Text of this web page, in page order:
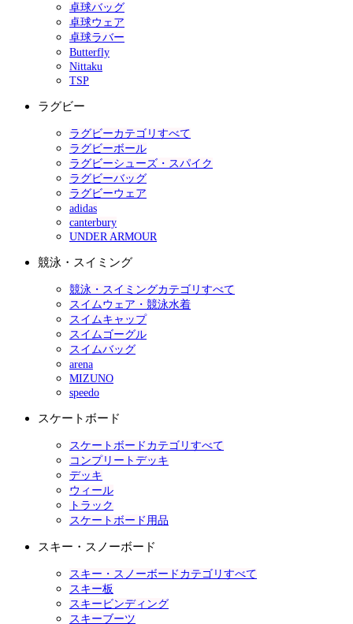
卓球バッグ
卓球ウェア
卓球ラバー
Butterfly
Nittaku
TSP
ラグビー
ラグビーカテゴリすべて
ラグビーボール
ラグビーシューズ・スパイク
ラグビーバッグ
ラグビーウェア
adidas
canterbury
UNDER ARMOUR
競泳・スイミング
競泳・スイミングカテゴリすべて
スイムウェア・競泳水着
スイムキャップ
スイムゴーグル
スイムバッグ
arena
MIZUNO
speedo
スケートボード
スケートボードカテゴリすべて
コンプリートデッキ
デッキ
ウィール
トラック
スケートボード用品
スキー・スノーボード
スキー・スノーボードカテゴリすべて
スキー板
スキービンディング
スキーブーツ